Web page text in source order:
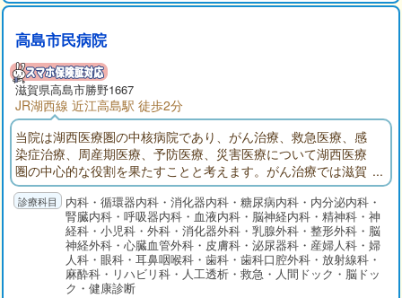
高島市民病院
滋賀県高島市勝野1667
JR湖西線 近江高島駅 徒歩2分
当院は湖西医療圏の中核病院であり、がん治療、救急医療、感
染症治療、周産期医療、予防医療、災害医療について湖西医療
圏の中心的な役割を果たすことと考えます。がん治療では滋賀
県地域がん診療病院として手術、化学療法、緩和ケアといった
がんの集学的治療に取り組んでおり、救急医療では救急センタ
ーにて内科系医師、外科系医師、救急専門医が24時間救急患者
を受け入れております。予防医療としては、健診センターにて
市町村や職場の集団検診のみならず予防接種なども行なってお
内科・循環器内科・消化器内科・糖尿病内科・内分泌内科・
腎臓内科・呼吸器内科・血液内科・脳神経内科・精神科・神
経科・小児科・外科・消化器外科・乳腺外科・整形外科・脳
神経外科・心臓血管外科・皮膚科・泌尿器科・産婦人科・婦
人科・眼科・耳鼻咽喉科・歯科・歯科口腔外科・放射線科・
麻酔科・リハビリ科・人工透析・救急・人間ドック・脳ドッ
ク・健康診断